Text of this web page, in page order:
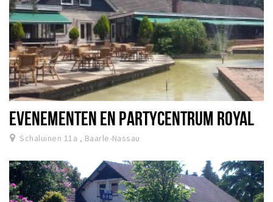
EVENEMENTEN EN PARTYCENTRUM ROYAL
Schaluinen 11a , Baarle-Nassau